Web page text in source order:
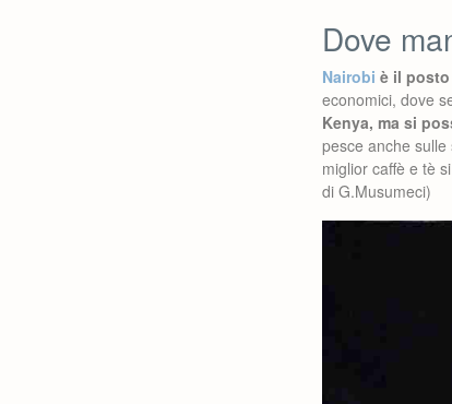
Dove
Nairobi è il
economici, dove
Kenya, ma si
pesce anche
miglior caffè e tè
di G.Musumeci)